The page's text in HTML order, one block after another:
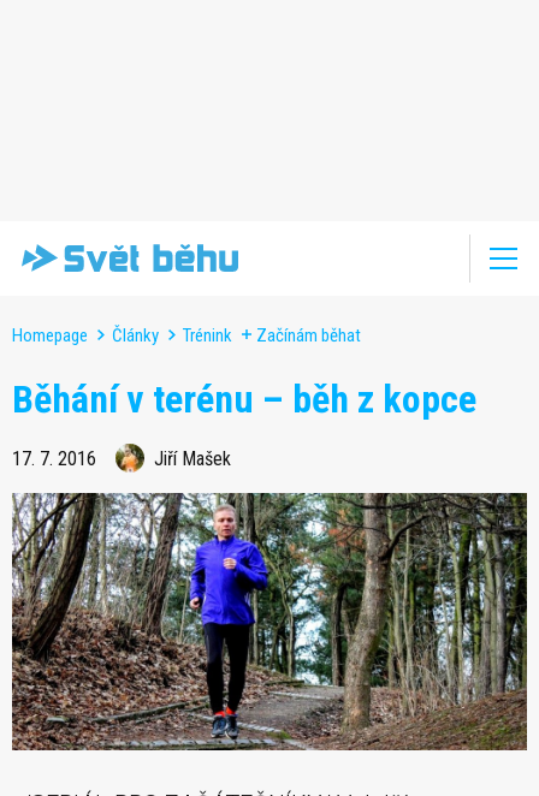
Homepage Články Trénink Začínám běhat
Běhání v terénu – běh z kopce
17. 7. 2016 Jiří Mašek